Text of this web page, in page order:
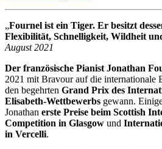
„Fournel ist ein Tiger. Er besitzt
Flexibilität, Schnelligkeit, Wildheit
August 2021
Der französische Pianist Jonathan
2021 mit Bravour auf die internationale
den begehrten Grand Prix des
Elisabeth-Wettbewerbs gewann.
Jonathan erste Preise beim Scottish
Competition in Glasgow und
in Vercelli.